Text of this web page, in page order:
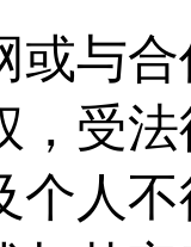
或与
，受
个人